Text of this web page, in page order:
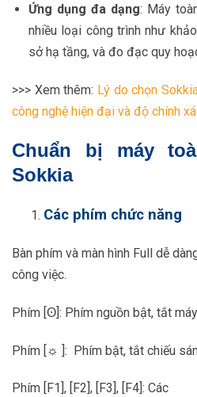
Ứng dụng đa dạng: Máy
nhiều loại công trình như
sở hạ tầng, và đo đạc quy
>>> Xem thêm: Lý do chọn
công nghệ hiện đại và độ chính
Chuẩn bị máy
Sokkia
Các phím chức năng
Bàn phím và màn hình Full dễ
công việc.
Phím [ʘ]: Phím nguồn bật, tắt
Phím [☼ ]: Phím bật, tắt chiếu
Phím [F1], [F2], [F3], [F4]: Các